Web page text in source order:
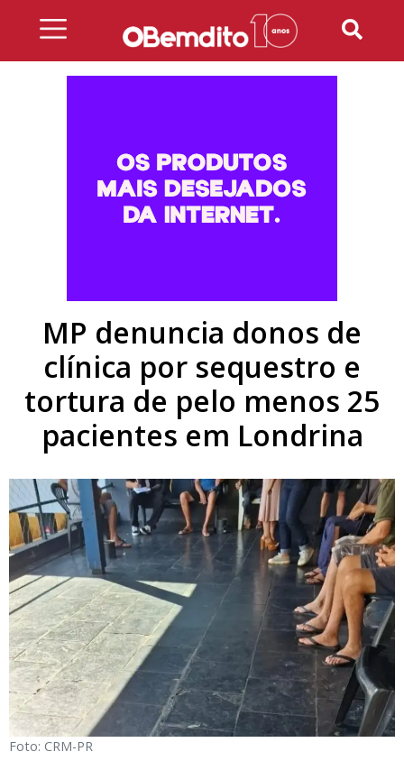
MP denuncia donos de
clínica por sequestro e
tortura de pelo menos 25
pacientes em Londrina
Foto: CRM-PR